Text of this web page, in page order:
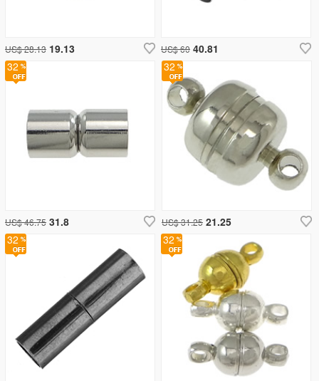
32
32
US$ 46.75 31.8
US$ 60 40.81
US$ 28.13 19.13
32
US$ 31.25 21.25
32